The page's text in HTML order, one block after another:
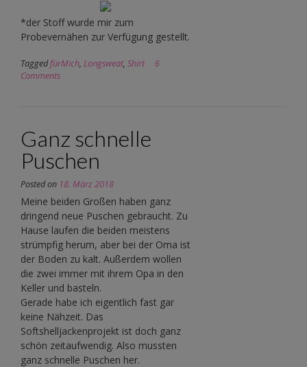
*der Stoff wurde mir zum
Probevernähen zur Verfügung gestellt.
TaggedfürMich, Longsweat, Shirt
6
Comments
Ganz schnelle
Puschen
Posted on 18. März 2018
Meine beiden Großen haben ganz
dringend neue Puschen gebraucht. Zu
Hause laufen die beiden meistens
strümpfig herum, aber bei der Oma ist
der Boden zu kalt. Außerdem wollen
die zwei immer mit ihrem Opa in den
Keller und basteln.
Gerade habe ich eigentlich fast gar
keine Nähzeit. Das
Softshelljackenprojekt ist doch ganz
schön zeitaufwendig. Also mussten
ganz schnelle Puschen her.